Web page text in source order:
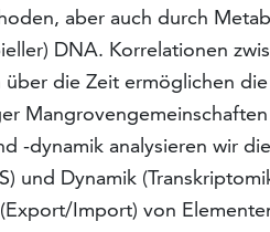
aber auch durch
DNA. Korrelationen
die Zeit ermöglichen
-dynamik analysieren wir
und Dynamik
Import) von